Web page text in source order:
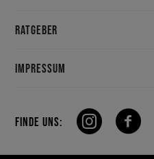
RATGEBER
IMPRESSUM
FINDE UNS: